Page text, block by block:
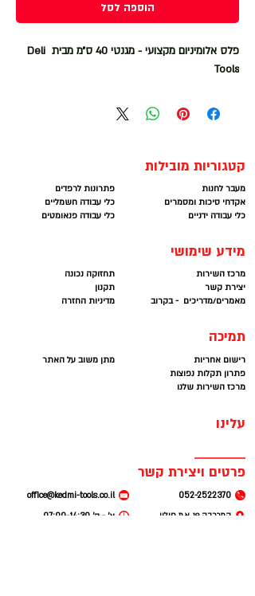
הוספה לסל
פלס אלומיניום מקצועי - מגנטי 40 ס״מ מבית Deli
Tools
קטגוריות מובילות
פתרונות לרפדים
כלי עבודה חשמליים
כלי עבודה פנאומטים
מעבר לחנות
אקדחי סיכות ומסמרים
כלי עבודה ידניים
מידע שימושי
תחזוקה נכונה
תקנון
מדיניות החזרה
מרכז השירות
יצירת קשר
מאמרים/מדריכים - בקרוב
תמיכה
מתן משוב על האתר
רישום אחריות
פתרון תקלות נפוצות
מרכז השירות שלנו
עלינו
פרטים ויצירת קשר
office@kedmi-tools.co.il
052-2522370
א׳ - ה׳ 07:00-14:30
המרכבה 19. א.ת חולון